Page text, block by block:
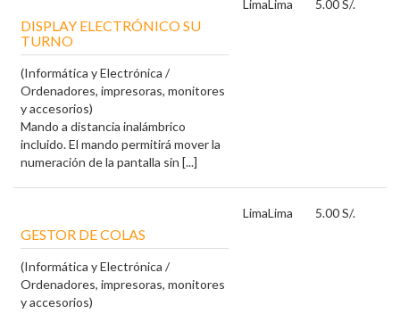
DISPLAY ELECTRÓNICO SU
TURNO
(Informática y Electrónica /
Ordenadores, impresoras, monitores
y accesorios)
Mando a distancia inalámbrico
incluido. El mando permitirá mover la
numeración de la pantalla sin [...]
LimaLima 5.00 S/.
GESTOR DE COLAS
(Informática y Electrónica /
Ordenadores, impresoras, monitores
y accesorios)
LimaLima 5.00 S/.